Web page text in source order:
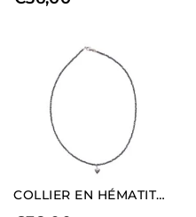
COLLIER EN HÉMATITE NATURELLE AVEC CHARM EN FORME DE CŒUR (LONGUEUR LONGUE)